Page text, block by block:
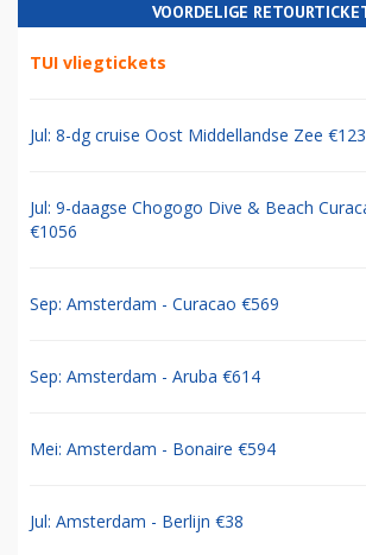
VOORDELIGE
TUI vliegtickets
Jul: 8-dg cruise Oost Middellandse Zee
Jul: 9-daagse Chogogo Dive & Beach
€1056
Sep: Amsterdam - Curacao €569
Sep: Amsterdam - Aruba €614
Mei: Amsterdam - Bonaire €594
Jul: Amsterdam - Berlijn €38